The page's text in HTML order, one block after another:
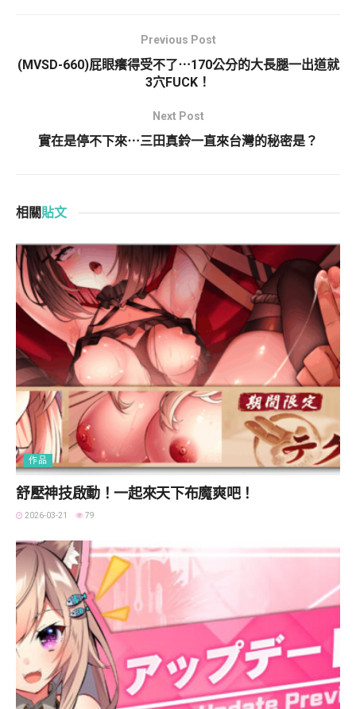
Previous Post
(MVSD-660)屁眼癢得受不了⋯170公分的大長腿一出道就
3穴FUCK！
Next Post
實在是停不下來⋯三田真鈴一直來台灣的秘密是？
相關貼文
作品
舒壓神技啟動！一起來天下布魔爽吧！
2026-03-21 79